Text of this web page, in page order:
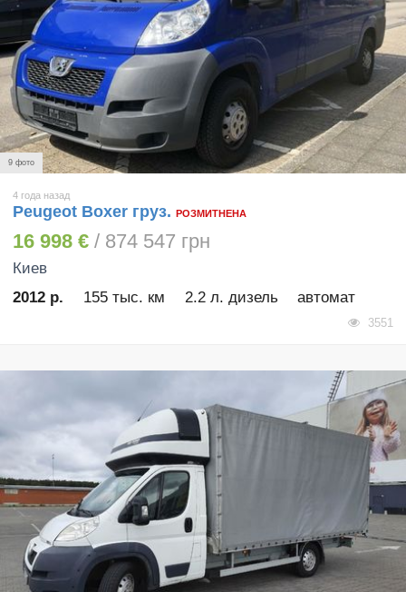
9 фото
4 года назад
Peugeot Boxer груз. РОЗМИТНЕНА
16 998 € / 874 547 грн
Киев
2012 р.
155 тыс. км 2.2 л. дизель автомат
3551